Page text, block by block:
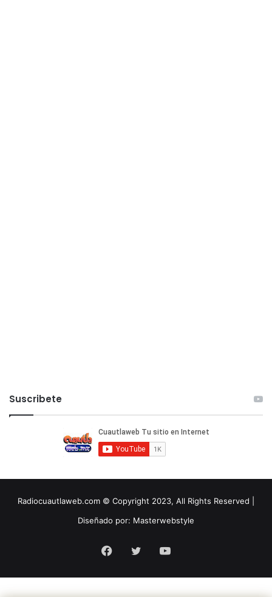
Suscribete
Radiocuautlaweb.com © Copyright 2023, All Rights Reserved |
Diseñado por: Masterwebstyle
Facebook
Twitter